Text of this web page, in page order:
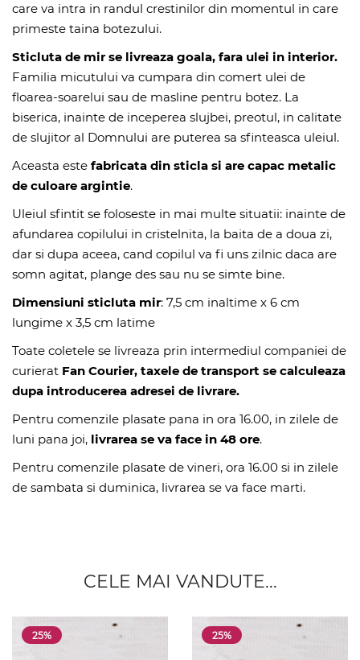
care va intra in randul crestinilor din momentul in care
primeste taina botezului.
Sticluta de mir se livreaza goala, fara ulei in interior.
Familia micutului va cumpara din comert ulei de
floarea-soarelui sau de masline pentru botez. La
biserica, inainte de inceperea slujbei, preotul, in calitate
de slujitor al Domnului are puterea sa sfinteasca uleiul.
Aceasta este fabricata din sticla si are capac metalic
de culoare argintie.
Uleiul sfintit se foloseste in mai multe situatii: inainte de
afundarea copilului in cristelnita, la baita de a doua zi,
dar si dupa aceea, cand copilul va fi uns zilnic daca are
somn agitat, plange des sau nu se simte bine.
Dimensiuni sticluta mir: 7,5 cm inaltime x 6 cm
lungime x 3,5 cm latime
Toate coletele se livreaza prin intermediul companiei de
curierat Fan Courier, taxele de transport se calculeaza
dupa introducerea adresei de livrare.
Pentru comenzile plasate pana in ora 16.00, in zilele de
luni pana joi, livrarea se va face in 48 ore.
Pentru comenzile plasate de vineri, ora 16.00 si in zilele
de sambata si duminica, livrarea se va face marti.
CELE MAI VANDUTE...
25% 25%